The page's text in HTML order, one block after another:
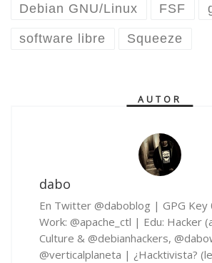
Debian GNU/Linux FSF
software libre Squeeze
AUTOR
dabo
En Twitter @daboblog | GPG Key
Work: @apache_ctl | Edu: Hacker
Culture & @debianhackers,
@verticalplaneta | ¿Hacktivista?